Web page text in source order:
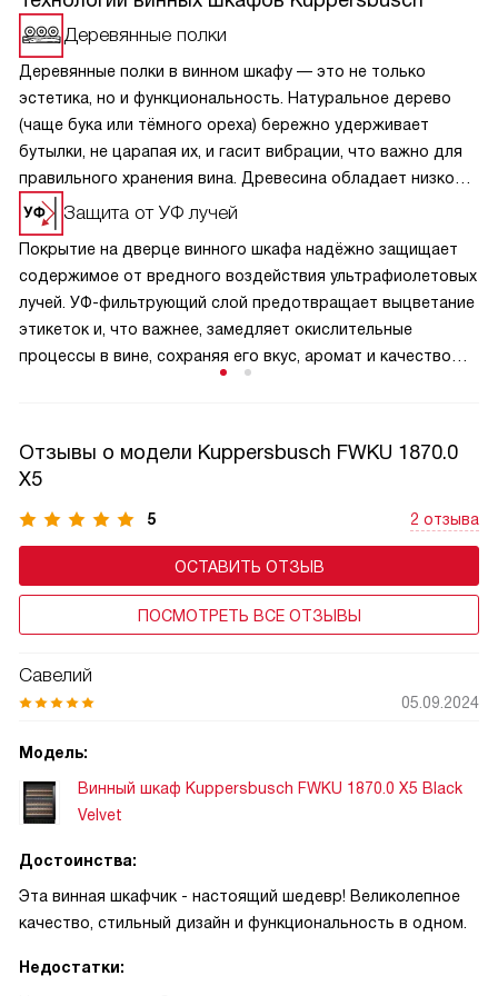
Деревянные полки
Деревянные полки в винном шкафу — это не только
эстетика, но и функциональность. Натуральное дерево
(чаще бука или тёмного ореха) бережно удерживает
бутылки, не царапая их, и гасит вибрации, что важно для
правильного хранения вина. Древесина обладает низкой
теплопроводностью, не нарушая стабильного
микроклимата внутри камеры. Полки часто имеют плавные
направляющие и наклонную конструкцию для удобного
осмотра этикеток без извлечения бутылок. Кроме того,
дерево придаёт интерьеру шкафа благородный,
солидный вид, подчеркивая статус коллекции.
Защита от УФ лучей
Покрытие на дверце винного шкафа надёжно защищает
содержимое от вредного воздействия ультрафиолетовых
лучей. УФ-фильтрующий слой предотвращает выцветание
этикеток и, что важнее, замедляет окислительные
процессы в вине, сохраняя его вкус, аромат и качество
Отзывы о модели Kuppersbusch FWKU 1870.0
X5
5 2 отзыва
ОСТАВИТЬ ОТЗЫВ
ПОСМОТРЕТЬ ВСЕ ОТЗЫВЫ
Савелий
05.09.2024
Модель:
Винный шкаф Kuppersbusch FWKU 1870.0 X5 Black
Velvet
Достоинства:
Эта винная шкафчик - настоящий шедевр! Великолепное
качество, стильный дизайн и функциональность в одном.
Недостатки: